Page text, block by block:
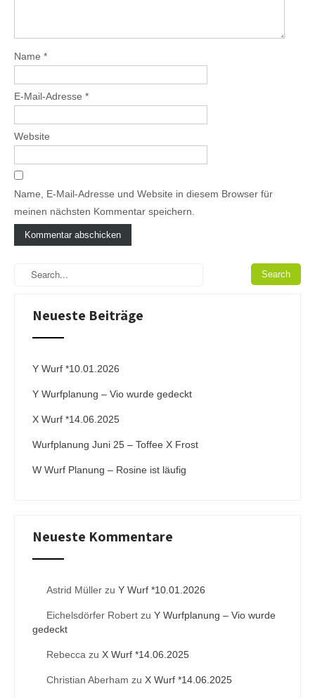
Name *
E-Mail-Adresse *
Website
Name, E-Mail-Adresse und Website in diesem Browser für
meinen nächsten Kommentar speichern.
Neueste Beiträge
Y Wurf *10.01.2026
Y Wurfplanung – Vio wurde gedeckt
X Wurf *14.06.2025
Wurfplanung Juni 25 – Toffee X Frost
W Wurf Planung – Rosine ist läufig
Neueste Kommentare
Astrid Müller zu Y Wurf *10.01.2026
Eichelsdörfer Robert zu Y Wurfplanung – Vio wurde
gedeckt
Rebecca zu X Wurf *14.06.2025
Christian Aberham zu X Wurf *14.06.2025